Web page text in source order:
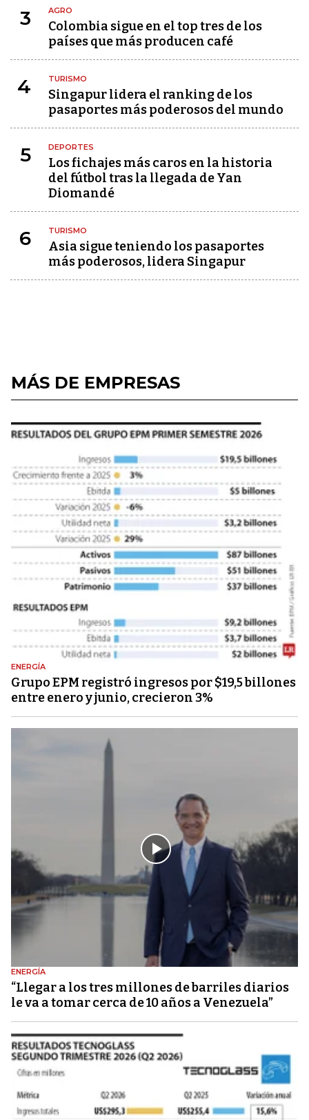
3 AGRO
Colombia sigue en el top tres de los
países que más producen café
4 TURISMO
Singapur lidera el ranking de los
pasaportes más poderosos del mundo
5 DEPORTES
Los fichajes más caros en la historia
del fútbol tras la llegada de Yan
Diomandé
6 TURISMO
Asia sigue teniendo los pasaportes
más poderosos, lidera Singapur
MÁS DE EMPRESAS
ENERGÍA
Grupo EPM registró ingresos por $19,5 billones
entre enero y junio, crecieron 3%
ENERGÍA
“Llegar a los tres millones de barriles diarios
le va a tomar cerca de 10 años a Venezuela”